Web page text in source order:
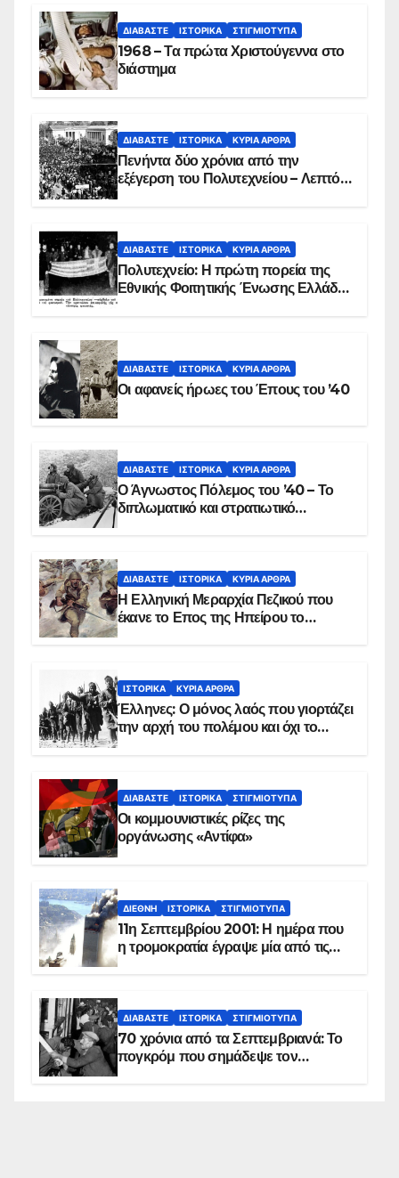
ΔΙΑΒΆΣΤΕ ΙΣΤΟΡΙΚΆ ΣΤΙΓΜΙΌΤΥΠΑ
1968 – Τα πρώτα Χριστούγεννα στο
διάστημα
ΔΙΑΒΆΣΤΕ ΙΣΤΟΡΙΚΆ ΚΥΡΙΑ ΑΡΘΡΑ
Πενήντα δύο χρόνια από την
εξέγερση του Πολυτεχνείου – Λεπτό
ΔΙΑΒΆΣΤΕ ΙΣΤΟΡΙΚΆ ΚΥΡΙΑ ΑΡΘΡΑ
Πολυτεχνείο: Η πρώτη πορεία της
Εθνικής Φοιτητικής Ένωσης Ελλάδος
ΔΙΑΒΆΣΤΕ ΙΣΤΟΡΙΚΆ ΚΥΡΙΑ ΑΡΘΡΑ
Οι αφανείς ήρωες του Έπους του ’40
ΔΙΑΒΆΣΤΕ ΙΣΤΟΡΙΚΆ ΚΥΡΙΑ ΑΡΘΡΑ
Ο Άγνωστος Πόλεμος του ’40 – Το
διπλωματικό και στρατιωτικό
ΔΙΑΒΆΣΤΕ ΙΣΤΟΡΙΚΆ ΚΥΡΙΑ ΑΡΘΡΑ
Η Ελληνική Μεραρχία Πεζικού που
έκανε το Επος της Ηπείρου το
ΙΣΤΟΡΙΚΆ ΚΥΡΙΑ ΑΡΘΡΑ
Έλληνες: Ο μόνος λαός που γιορτάζει
την αρχή του πολέμου και όχι το
ΔΙΑΒΆΣΤΕ ΙΣΤΟΡΙΚΆ ΣΤΙΓΜΙΌΤΥΠΑ
Οι κομμουνιστικές ρίζες της
οργάνωσης «Αντίφα»
ΔΙΕΘΝΉ ΙΣΤΟΡΙΚΆ ΣΤΙΓΜΙΌΤΥΠΑ
11η Σεπτεμβρίου 2001: Η ημέρα που
η τρομοκρατία έγραψε μία από τις
ΔΙΑΒΆΣΤΕ ΙΣΤΟΡΙΚΆ ΣΤΙΓΜΙΌΤΥΠΑ
70 χρόνια από τα Σεπτεμβριανά: Το
πογκρόμ που σημάδεψε τον